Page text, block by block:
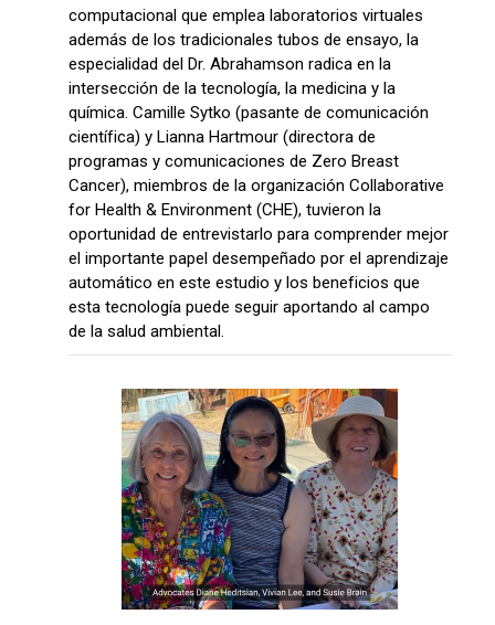
computacional que emplea laboratorios virtuales
además de los tradicionales tubos de ensayo, la
especialidad del Dr. Abrahamson radica en la
intersección de la tecnología, la medicina y la
química. Camille Sytko (pasante de comunicación
científica) y Lianna Hartmour (directora de
programas y comunicaciones de Zero Breast
Cancer), miembros de la organización Collaborative
for Health & Environment (CHE), tuvieron la
oportunidad de entrevistarlo para comprender mejor
el importante papel desempeñado por el aprendizaje
automático en este estudio y los beneficios que
esta tecnología puede seguir aportando al campo
de la salud ambiental.